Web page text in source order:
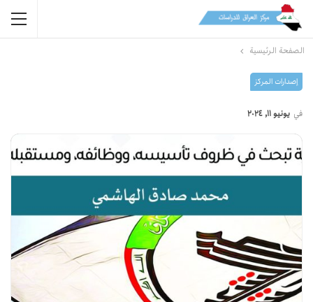
الصفحة الرئيسية
إصدارات المرکز
في يونيو 11, 2024